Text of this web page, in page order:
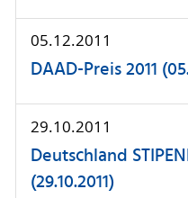
05.12.2011
DAAD-Preis 2011
29.10.2011
Deutschland
(29.10.2011)